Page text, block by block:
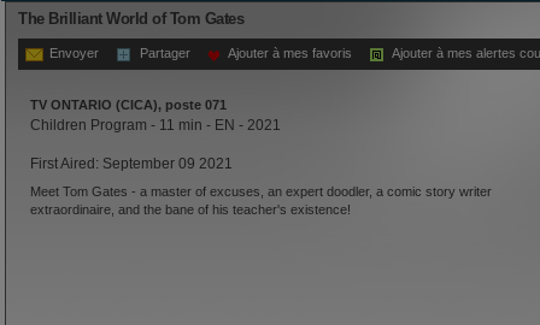
The Brilliant World of Tom Gates
Envoyer Partager Ajouter à mes favoris Ajouter à mes alertes
TV ONTARIO (CICA), poste 071
Children Program - 11 min - EN - 2021
First Aired: September 09 2021
Meet Tom Gates - a master of excuses, an expert doodler, a comic story writer
extraordinaire, and the bane of his teacher's existence!